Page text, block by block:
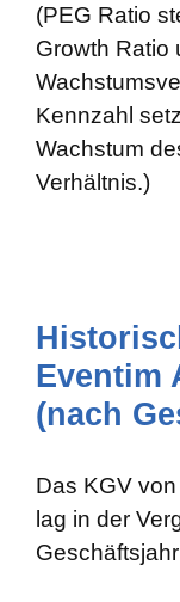
(PEG Ratio
Growth Ratio
Kennzahl
Wachstum
Verhältnis.)
Eventim
(nach
Das KGV
lag in der